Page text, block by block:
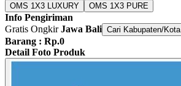
OMS 1X3 LUXURY OMS 1X3 PURE
Info Pengiriman
Gratis OngkirJawa Bali Cari Kabupaten/Kota
Barang : Rp.0
Detail Foto Produk